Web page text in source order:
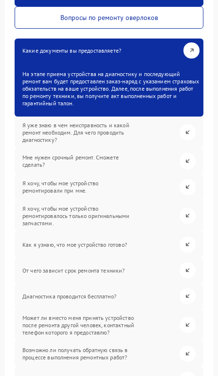
Вопросы по ремонту оверлоков
Какие документы вы предоставляете?
На этапе приема устройства на диагностику и последующий
ремонт вам будет предоставлен заказ-наряд с указанием страховых
обязательств на ваше устройство. Далее, после выполнения работ
по ремонту техники, вы получите акт выполненных работ и
гарантийный талон.
Я уже знаю в чем неисправность и какой
ремонт необходим. Для чего проводить
диагностику?
Мне нужен срочный ремонт. Сможете
сделать?
Я хочу, чтобы мое устройство
ремонтировали при мне.
Я хочу, чтобы мое устройство
ремонтировалось только оригинальными
запчастями.
Как я узнаю, что мое устройство готово?
От чего зависит срок ремонта техники?
Диагностика проводится бесплатно?
Может ли вместо меня принять устройство
после ремонта другой человек, контактный
телефон которого я предоставлю?
Возможно ли получать обратную связь в
процессе выполнения ремонтных работ?